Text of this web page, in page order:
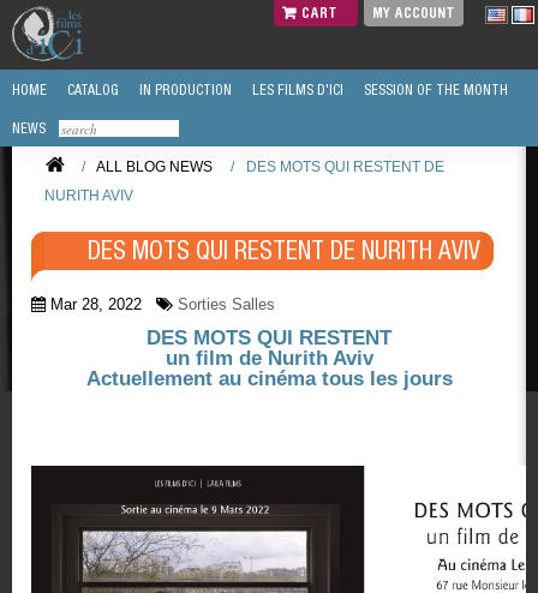
CART MY ACCOUNT
HOME CATALOG IN PRODUCTION LES FILMS D'ICI SESSION OF THE MONTH
NEWS
/ ALL BLOG NEWS /
DES MOTS QUI RESTENT DE
NURITH AVIV
DES MOTS QUI RESTENT DE NURITH AVIV
Mar 28, 2022 Sorties Salles
DES MOTS QUI RESTENT
un film de Nurith Aviv
Actuellement au cinéma tous les jours